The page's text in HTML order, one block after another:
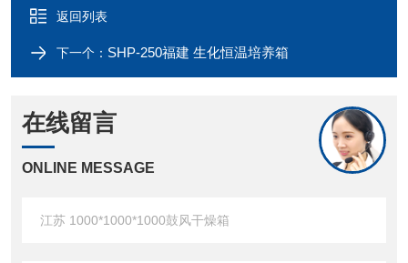
返回列表
下一个： SHP-250福建 生化恒温培养箱
在线留言
ONLINE MESSAGE